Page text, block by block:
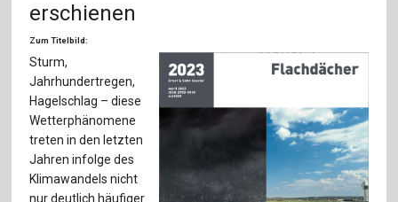
Werben
Service
Für Autor:innen
Verlag
erschienen
Zum Titelbild:
Sturm,
Jahrhundertregen,
Hagelschlag – diese
Wetterphänomene
treten in den letzten
Jahren infolge des
Klimawandels nicht
nur deutlich häufiger